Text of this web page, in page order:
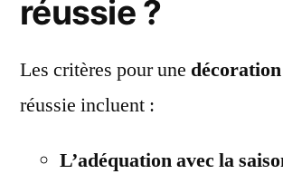
réussie ?
Les critères pour une
réussie incluent :
L’adéquation avec la